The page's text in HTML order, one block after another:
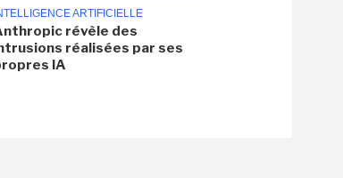
ARTIFICIELLE
révèle des
réalisées par ses
IA